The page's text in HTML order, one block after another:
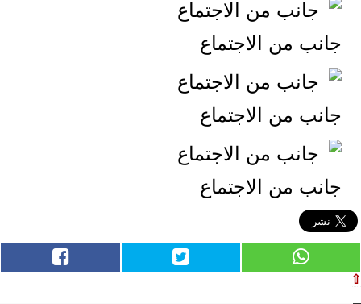
جانب من الاجتماع
جانب من الاجتماع
جانب من الاجتماع
⇧